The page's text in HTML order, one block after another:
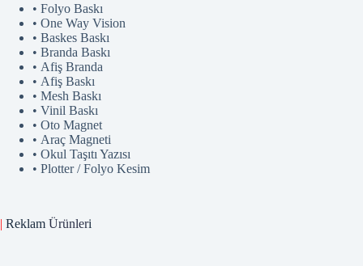
• Folyo Baskı
• One Way Vision
• Baskes Baskı
• Branda Baskı
• Afiş Branda
• Afiş Baskı
• Mesh Baskı
• Vinil Baskı
• Oto Magnet
• Araç Magneti
• Okul Taşıtı Yazısı
• Plotter / Folyo Kesim
| Reklam Ürünleri